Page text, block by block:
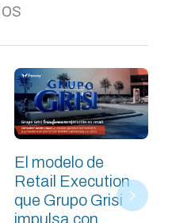
El modelo de
Retail Execution
que Grupo Grisi
impulsa con